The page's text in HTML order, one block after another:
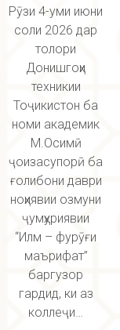
Рӯзи 4-уми июни
соли 2026 дар
толори
Донишгоҳи
техникии
Тоҷикистон ба
номи академик
М.Осимӣ
ҷоизасупорӣ ба
ғолибони даври
ноҳиявии озмуни
ҷумҳуриявии
“Илм – фурӯғи
маърифат”
баргузор
гардид, ки аз
коллеҷи…